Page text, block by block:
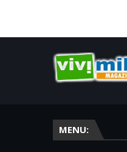
MENU: